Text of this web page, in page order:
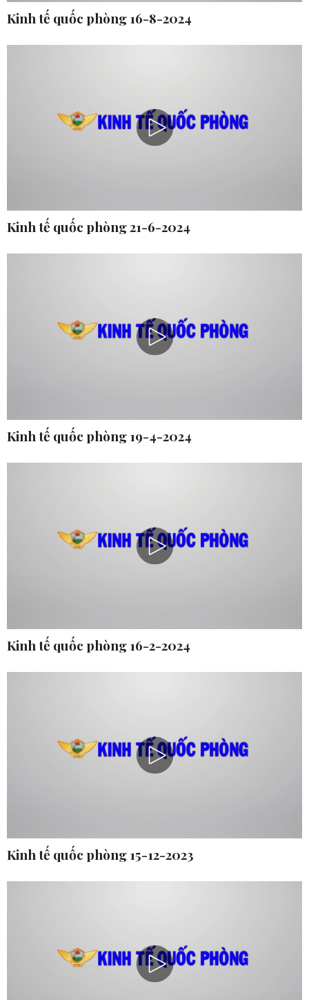
Kinh tế quốc phòng 16-8-2024
Kinh tế quốc phòng 21-6-2024
Kinh tế quốc phòng 19-4-2024
Kinh tế quốc phòng 16-2-2024
Kinh tế quốc phòng 15-12-2023